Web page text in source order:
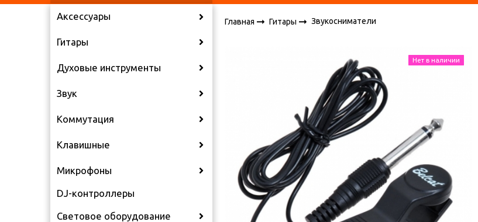
Аксессуары
Гитары
Духовые инструменты
Звук
Коммутация
Клавишные
Микрофоны
DJ-контроллеры
Световое оборудование
Главная Гитары Звукосниматели
Нет в наличии